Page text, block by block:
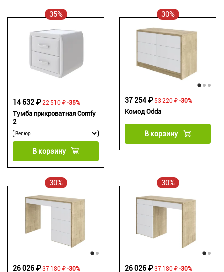
35%
Тумба прикроватная Comfy
2
22 510 ₽
14 632 ₽ -35%
В корзину
30%
Комод Odda
53 220 ₽
37 254 ₽ -30%
В корзину
30%
37 180 ₽
26 026 ₽ -30%
30%
37 180 ₽
26 026 ₽ -30%